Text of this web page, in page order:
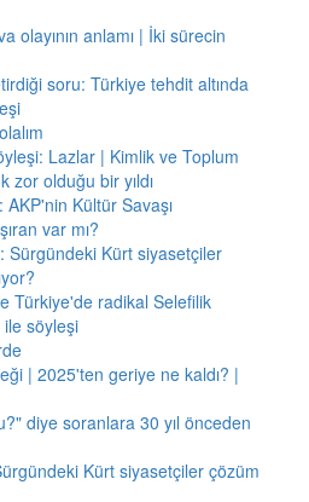
olayının anlamı | İki sürecin
soru: Türkiye tehdit altında
Lazlar | Kimlik ve Toplum
zor olduğu bir yıldı
Kültür Savaşı
var mı?
Sürgündeki Kürt siyasetçiler
Türkiye'de radikal Selefilik
söyleşi
| 2025'ten geriye ne kaldı? |
diye soranlara 30 yıl önceden
Kürt siyasetçiler çözüm